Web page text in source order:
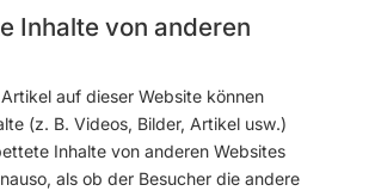
Inhalte von anderen
Artikel auf dieser Website können
(z. B. Videos, Bilder, Artikel usw.)
Inhalte von anderen Websites
als ob der Besucher die andere